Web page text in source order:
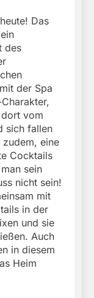
Das
des
der Spa
vom
sich fallen
zudem, eine
Cocktails
sein
nicht sein!
mit
in der
und sie
Auch
in diesem
Heim